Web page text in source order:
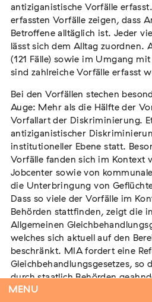
MENU
und Informationsstelle
Jahresbericht und präsentierte
Bundespressekonferenz in Berlin.
Für das Jahr 2022 haben MIA
Meldestellen bundesweit
zeigen, dass Antiziganismus für
Jeder vierte Vorfall (158 Fälle)
zuordnen. Auch im
Umgang mit Behörden (119
erfasst worden.
Bei den Vorfällen stechen
Auge: Mehr als die Hälfte der
Vorfallart der Diskriminierung.
antiziganistischer
institutioneller Ebene statt.
Vorfälle fanden sich im Kontext
Jobcenter sowie von
die Unterbringung von
so viele der Vorfälle im Kontext
stattfinden, zeigt die immense
antiziganistische Vorfälle
erfassten Vorfälle zeigen, dass
Betroffene alltäglich ist. Jeder
lässt sich dem Alltag zuordnen.
(121 Fälle) sowie im Umgang mit
sind zahlreiche Vorfälle erfasst
Bei den Vorfällen stechen
Auge: Mehr als die Hälfte der
Vorfallart der Diskriminierung.
antiziganistischer
institutioneller Ebene statt.
Vorfälle fanden sich im Kontext
Jobcenter sowie von
die Unterbringung von
Dass so viele der Vorfälle im
Behörden stattfinden, zeigt die
Allgemeinen
welches sich aktuell auf den
beschränkt. MIA fordert eine
Gleichbehandlungsgesetzes, so
durch staatlich Behörden